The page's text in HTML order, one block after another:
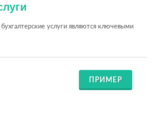
услуги являются ключевыми
ПРИМЕР